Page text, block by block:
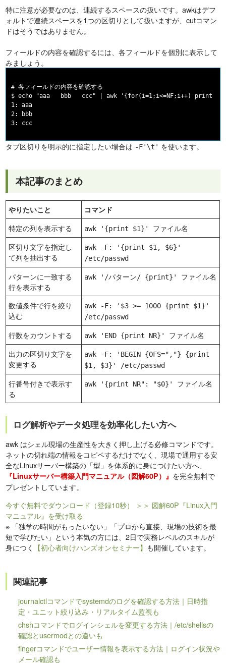
特に注意が必要なのは、連続するスペースの扱いです。awkはデフ
ォルトで連続スペースを1つの区切りとして扱いますが、cutコマン
ドはそうではありません。
フィールドの内容を確認するには、各フィールドを個別に表示して
みましょう。
# 各フィールドの内容を確認する
$ echo "aaa   bbb   ccc" | awk '{for(i=1;i<=NF;i++) print
1: aaa
2: bbb
タブ区切りを明示的に指定したい場合は -F'\t' を使います。
本記事のまとめ
やりたいこと コマンド
特定の列を表示する awk '{print $1}' ファイル名
区切り文字を指定し
て列を抽出する
awk -F: '{print $1, $6}'
/etc/passwd
パターンに一致する
行を表示する
awk '/パターン/ {print}' ファイル名
数値条件で行を絞り
込む
awk -F: '$3 >= 1000 {print $1}'
/etc/passwd
行数をカウントする awk 'END {print NR}' ファイル名
出力の区切り文字を
変更する
awk -F: 'BEGIN {OFS=","} {print
$1, $3}' /etc/passwd
行番号付きで表示す
る
awk '{print NR": "$0}' ファイル名
ログ解析やデータ処理を効率化したい方へ
awk はシェル現場の生産性を大きく押し上げる必修コマンドです。
ネットの切れ端の情報をコピペするだけでなく、現場で通用する安
全なLinuxサーバー構築の「型」を体系的に身につけたい方へ、
『Linuxサーバー構築入門マニュアル（図解60P）』 を完全無料で
プレゼントしています。
今すぐ無料でダウンロード（登録10秒）
＞＞ 図解60P『Linux入門
マニュアル』を受け取る
※ 「独学の時間がもったいない」「プロから直接、現場の技術を最
短で学びたい」という本気の方には、2日で実務レベルのスキルが
身につく
【初心者向けハンズオンセミナー】 も開催しています。
関連記事
journalctlコマンドでsystemdのログを確認する方法｜日時指
定・ユニット絞り込み・リアルタイム監視も
chshコマンドでログインシェルを変更する方法｜/etc/shellsの
確認とusermodとの違いも
fingerコマンドでユーザー情報を表示する方法｜ログイン状況や
メール確認も